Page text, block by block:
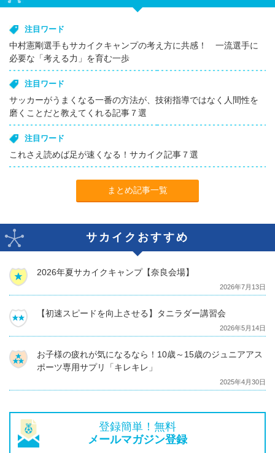
注目ワード
中村憲剛選手もサカイクキャンプの考え方に共感！ 一流選手に
必要な「考える力」を育む一歩
注目ワード
サッカーがうまくなる一番の方法が、技術指導ではなく人間性を
磨くことだと教えてくれる記事７選
注目ワード
これさえ読めば足が速くなる！サカイク記事７選
まとめ記事一覧
サカイクおすすめ
2026年夏サカイクキャンプ【奈良会場】
2026年7月13日
【初速スピードを向上させる】タニラダー講習会
2026年5月14日
お子様の疲れが気になるなら！10歳～15歳のジュニアアス
ポーツ専用サプリ「キレキレ」
2025年4月30日
登録簡単！無料
メールマガジン登録